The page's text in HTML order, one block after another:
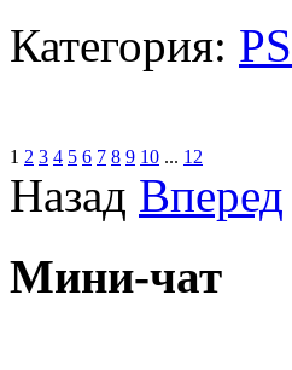
Категория:
1 2 3 4 5 6 7 8 9 10 ... 12
Назад Вперед
Мини-чат